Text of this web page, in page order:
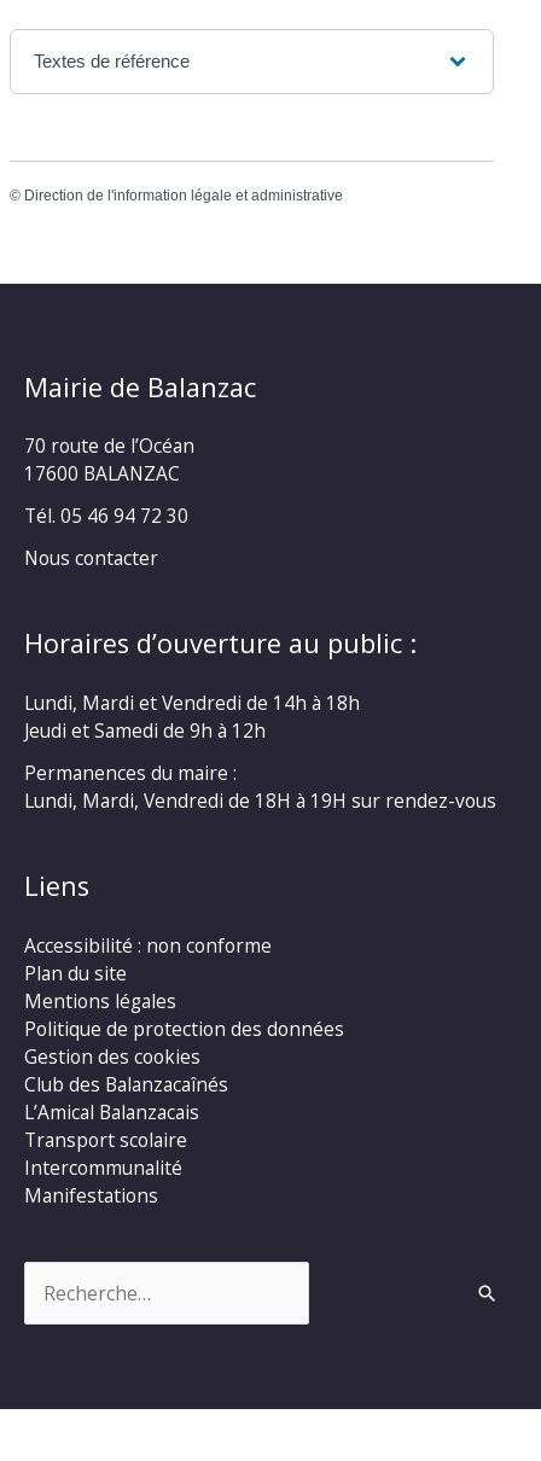
Textes de référence
© Direction de l'information légale et administrative
Mairie de Balanzac
70 route de l’Océan
17600 BALANZAC
Tél. 05 46 94 72 30
Nous contacter
Horaires d’ouverture au public :
Lundi, Mardi et Vendredi de 14h à 18h
Jeudi et Samedi de 9h à 12h
Permanences du maire :
Lundi, Mardi, Vendredi de 18H à 19H sur rendez-vous
Liens
Accessibilité : non conforme
Plan du site
Mentions légales
Politique de protection des données
Gestion des cookies
Club des Balanzacaînés
L’Amical Balanzacais
Transport scolaire
Intercommunalité
Manifestations